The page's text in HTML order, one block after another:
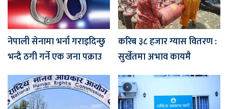
नेपाली सेनामा भर्ना गराइदिन्छु
भन्दै ठगी गर्ने एक जना पक्राउ
करिब ३८ हजार ग्यास वितरण :
सुर्खेतमा अभाव कायमै